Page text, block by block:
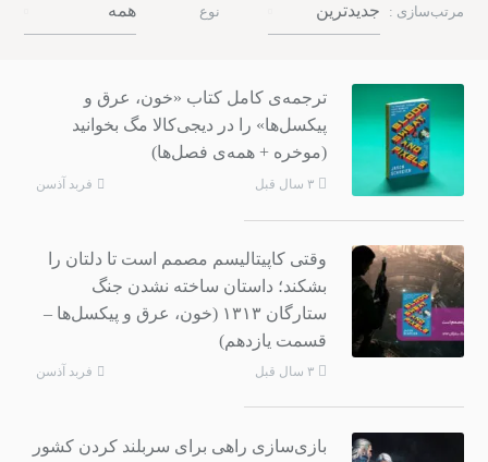
مرتب‌سازی : جدیدترین نوع همه
ترجمه‌ی کامل کتاب «خون، عرق و
پیکسل‌ها» را در دیجی‌کالا مگ بخوانید
(موخره + همه‌‌ی فصل‌ها)
۳ سال قبل فربد آذسن
وقتی کاپیتالیسم مصمم است تا دلتان را
بشکند؛ داستان ساخته نشدن جنگ
ستارگان ۱۳۱۳ (خون، عرق و پیکسل‌ها –
قسمت یازدهم)
۳ سال قبل فربد آذسن
بازی‌سازی راهی برای سربلند کردن کشور